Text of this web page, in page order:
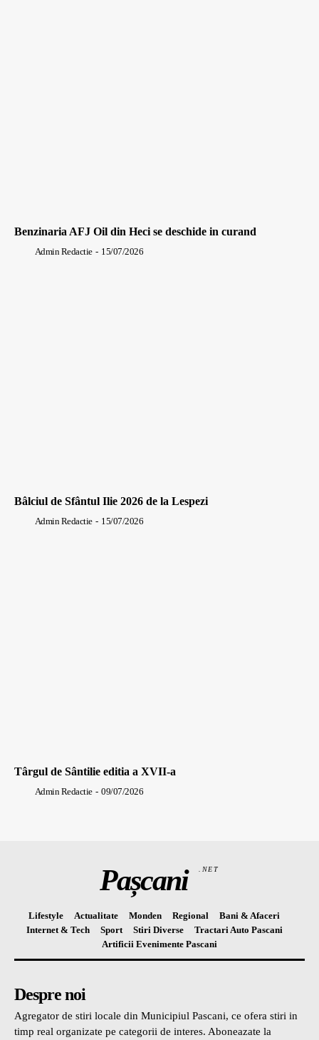
Benzinaria AFJ Oil din Heci se deschide in curand
Admin Redactie - 15/07/2026
Bâlciul de Sfântul Ilie 2026 de la Lespezi
Admin Redactie - 15/07/2026
Târgul de Sântilie editia a XVII-a
Admin Redactie - 09/07/2026
Pașcani .NET
Lifestyle Actualitate Monden Regional
Bani & Afaceri
Internet & Tech
Sport Stiri Diverse
Tractari Auto Pascani
Artificii Evenimente Pascani
Despre noi
Agregator de stiri locale din Municipiul Pascani, ce ofera stiri in
timp real organizate pe categorii de interes. Aboneazate la